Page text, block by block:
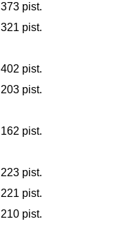
373 pist.
321 pist.
402 pist.
203 pist.
162 pist.
223 pist.
221 pist.
210 pist.